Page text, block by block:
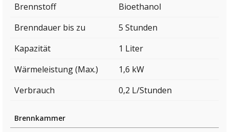
Brennstoff
Bioethanol
Brenndauer bis zu
5 Stunden
Kapazität
1 Liter
Wärmeleistung (Max.)
1,6 kW
Verbrauch
0,2 L/Stunden
Brennkammer